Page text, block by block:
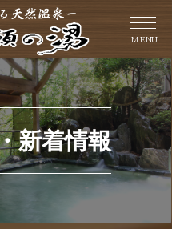
MENU
新着情報